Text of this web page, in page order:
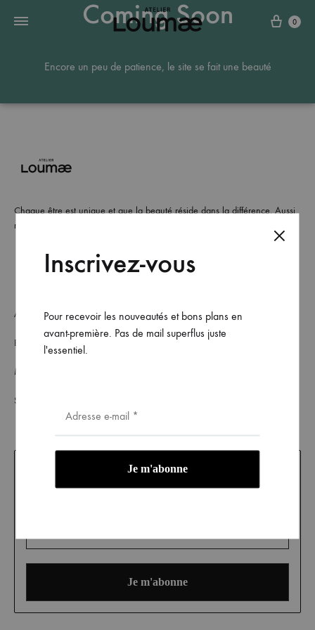
0
Coming Soon
Encore un peu de patience, le site se fait une beauté
Chaque être est unique et que la beauté réside dans la différence. Aussi
nous travaillons à rendre chaque pièce unique.
Atelier Loumae
Best Sellers
Mon compte
Suivi de commande
FAQ
CGV
Inscrivez-vous
Pour recevoir les nouveautés et bons plans en
avant-première. Pas de mail superflus juste
l'essentiel.